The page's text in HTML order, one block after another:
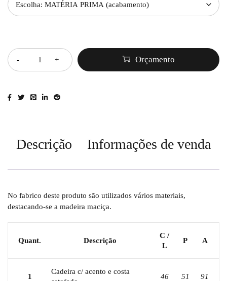
Orçamento
Descrição Informações de venda
No fabrico deste produto são utilizados vários materiais,
destacando-se a madeira maciça.
Quant. Descrição
C /
L
P A
1
Cadeira c/ acento e costa
46 51 91